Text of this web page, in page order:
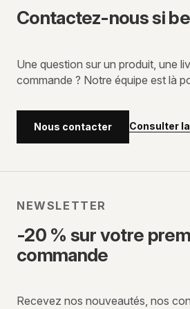
Contactez-nous si
Une question sur un produit, une
commande ? Notre équipe est là
Nous contacter Consulter la
NEWSLETTER
-20 % sur votre
commande
Recevez nos nouveautés, nos